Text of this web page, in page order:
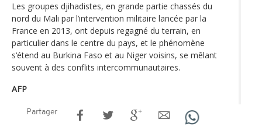
Les groupes djihadistes, en grande partie chassés du
nord du Mali par l’intervention militaire lancée par la
France en 2013, ont depuis regagné du terrain, en
particulier dans le centre du pays, et le phénomène
s‘étend au Burkina Faso et au Niger voisins, se mêlant
souvent à des conflits intercommunautaires.
AFP
Partager